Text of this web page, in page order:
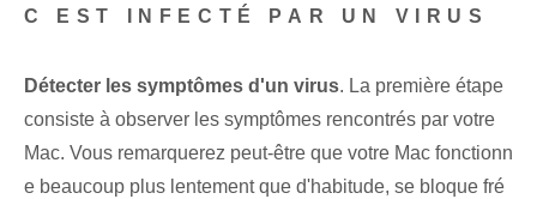
C EST INFECTÉ PAR UN VIRUS
Détecter les symptômes d'un virus. La première étape
consiste à observer les symptômes rencontrés par votre
Mac. Vous remarquerez peut-être que votre Mac fonctionn
e beaucoup plus lentement que d'habitude, se bloque fré